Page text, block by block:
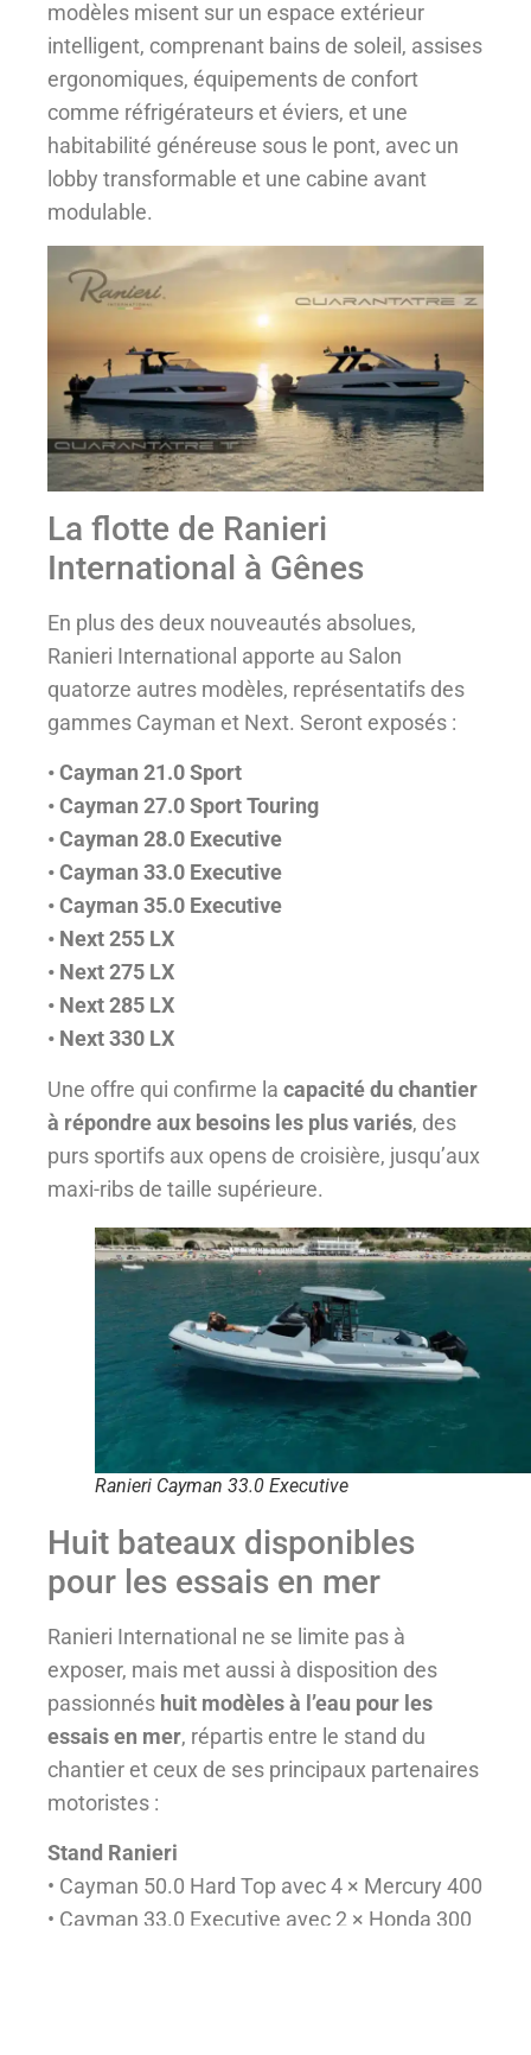
modèles misent sur un espace extérieur
intelligent, comprenant bains de soleil, assises
ergonomiques, équipements de confort
comme réfrigérateurs et éviers, et une
habitabilité généreuse sous le pont, avec un
lobby transformable et une cabine avant
modulable.
La flotte de Ranieri
International à Gênes
En plus des deux nouveautés absolues,
Ranieri International apporte au Salon
quatorze autres modèles, représentatifs des
gammes Cayman et Next. Seront exposés :
• Cayman 21.0 Sport
• Cayman 27.0 Sport Touring
• Cayman 28.0 Executive
• Cayman 33.0 Executive
• Cayman 35.0 Executive
• Next 255 LX
• Next 275 LX
• Next 285 LX
• Next 330 LX
Une offre qui confirme la capacité du chantier
à répondre aux besoins les plus variés, des
purs sportifs aux opens de croisière, jusqu’aux
maxi-ribs de taille supérieure.
Ranieri Cayman 33.0 Executive
Huit bateaux disponibles
pour les essais en mer
Ranieri International ne se limite pas à
exposer, mais met aussi à disposition des
passionnés huit modèles à l’eau pour les
essais en mer, répartis entre le stand du
chantier et ceux de ses principaux partenaires
motoristes :
Stand Ranieri
• Cayman 50.0 Hard Top avec 4 × Mercury 400
• Cayman 33.0 Executive avec 2 × Honda 300